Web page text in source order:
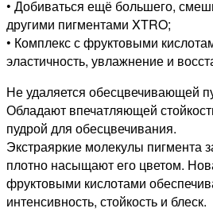
• Добиваться ещё большего,
другими пигментами XTRO;
• Комплекс с фруктовыми
эластичность, увлажнение и
Не удаляется обесцвечивающей
Обладают впечатляющей
пудрой для обесцвечивания.
Экстраяркие молекулы пигмента
плотно насыщают его цветом.
фруктовыми кислотами
интенсивность, стойкость и блеск.